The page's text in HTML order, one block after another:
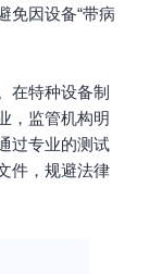
免因设备“带病
在特种设备制
，监管机构明
过专业的测试
件，规避法律